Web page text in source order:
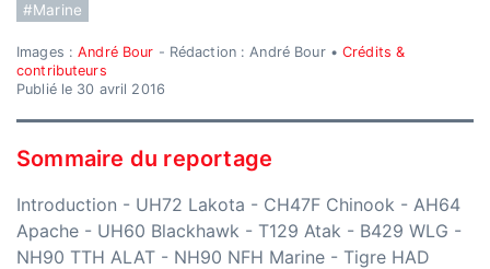
#Marine
Images :André Bour - Rédaction : André Bour •Crédits &
contributeurs
Publié le 30 avril 2016
Sommaire du reportage
Introduction - UH72 Lakota - CH47F Chinook - AH64
Apache - UH60 Blackhawk - T129 Atak - B429 WLG -
NH90 TTH ALAT - NH90 NFH Marine - Tigre HAD